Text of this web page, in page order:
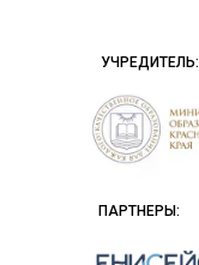
УЧРЕДИТЕЛЬ:
ПАРТНЕРЫ: